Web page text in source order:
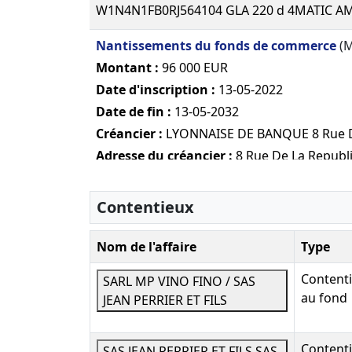
W1N4N1FB0RJ564104 GLA 220 d 4MATIC
Nantissements du fonds de commerce
Montant : 96 000 EUR
Date d'inscription : 13-05-2022
Date de fin : 13-05-2032
Créancier : LYONNAISE DE BANQUE 8
Adresse du créancier : 8 Rue De La
contre JEAN PERRIER ET FILS SAS - JEAN
linscription n°011200459 du 02/07/2012.
Nantissements du fonds de commerce
Montant :96 000 EUR
Date d'inscription :13-05-2022
Date de fin :13-05-2032
Créancier :LYONNAISE DE BANQUE 8
Contentieux
Nom de l'affaire Type
SARL MP VINO FINO / SAS
JEAN PERRIER ET FILS
au fond